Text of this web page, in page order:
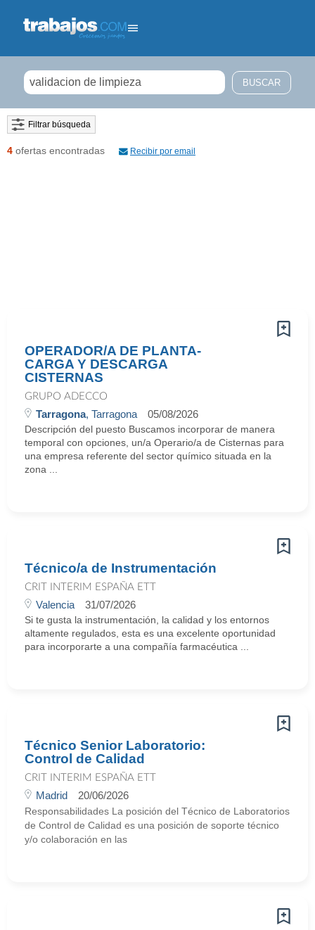
Filtrar búsqueda
4 ofertas encontradas Recibir por email
OPERADOR/A DE PLANTA-
CARGA Y DESCARGA
CISTERNAS
GRUPO ADECCO
Tarragona, Tarragona 05/08/2026
Descripción del puesto Buscamos incorporar de manera
temporal con opciones, un/a Operario/a de Cisternas para
una empresa referente del sector químico situada en la
zona ...
Técnico/a de Instrumentación
CRIT INTERIM ESPAÑA ETT
Valencia 31/07/2026
Si te gusta la instrumentación, la calidad y los entornos
altamente regulados, esta es una excelente oportunidad
para incorporarte a una compañía farmacéutica ...
Técnico Senior Laboratorio:
Control de Calidad
CRIT INTERIM ESPAÑA ETT
Madrid 20/06/2026
Responsabilidades La posición del Técnico de Laboratorios
de Control de Calidad es una posición de soporte técnico
y/o colaboración en las